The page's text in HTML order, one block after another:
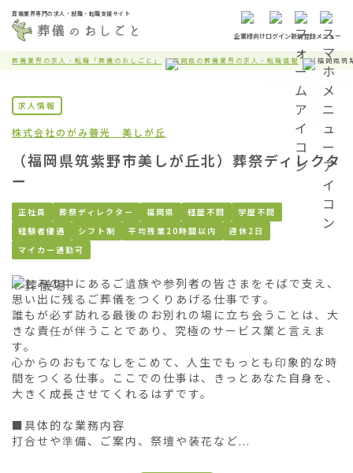
葬儀業界専門の求人・就職・転職支援サイト
企業様向けログイン新規登録メニュー
葬儀業界の求人・転職「葬儀のおしごと」 福岡県の葬儀業界の求人・転職情報 （福岡県筑
求人情報
株式会社のがみ善光 美しが丘
（福岡県筑紫野市美しが丘北）葬祭ディレクタ
ー
正社員 葬祭ディレクター 福岡県 経歴不問
学歴不問
経験者優遇
シフト制 平均残業20時間以内
週休2日
マイカー通勤可
悲しみの中にあるご遺族や参列者の皆さまをそばで支え、
思い出に残るご葬儀をつくりあげる仕事です。
誰もが必ず訪れる最後のお別れの場に立ち会うことは、大
きな責任が伴うことであり、究極のサービス業と言えま
す。
心からのおもてなしをこめて、人生でもっとも印象的な時
間をつくる仕事。ここでの仕事は、きっとあなた自身を、
大きく成長させてくれるはずです。
■具体的な業務内容
打合せや準備、ご案内、祭壇や装花など...